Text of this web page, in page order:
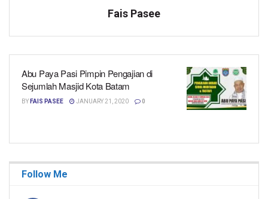
Fais Pasee
Abu Paya Pasi Pimpin Pengajian di
Sejumlah Masjid Kota Batam
BY FAIS PASEE JANUARY 21, 2020 0
Follow Me